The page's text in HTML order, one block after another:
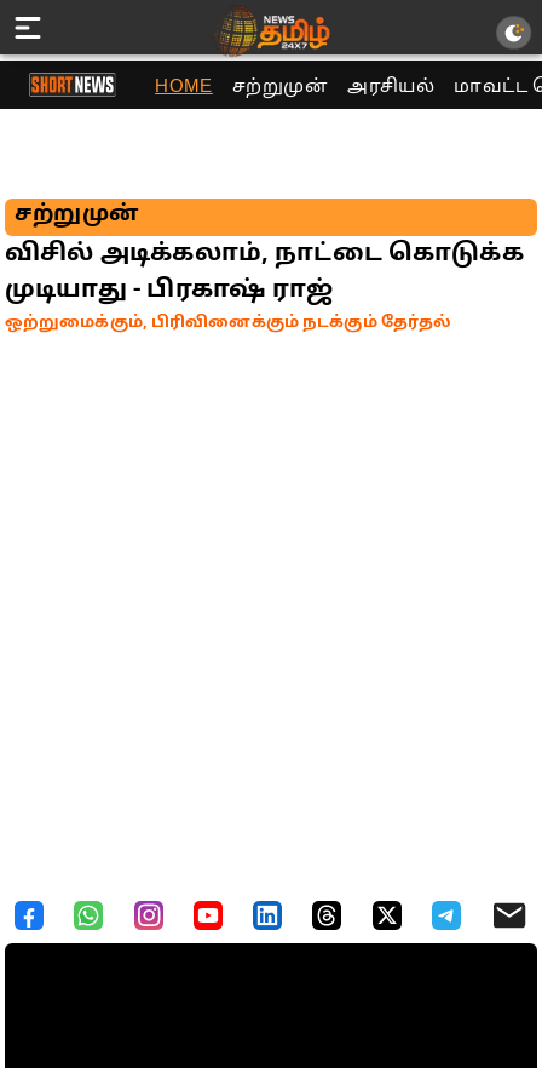
HOME சற்றுமுன் அரசியல் மாவட்ட
சற்றுமுன்
விசில் அடிக்கலாம், நாட்டை கொடுக்க
முடியாது - பிரகாஷ் ராஜ்
ஒற்றுமைக்கும், பிரிவினைக்கும் நடக்கும் தேர்தல்